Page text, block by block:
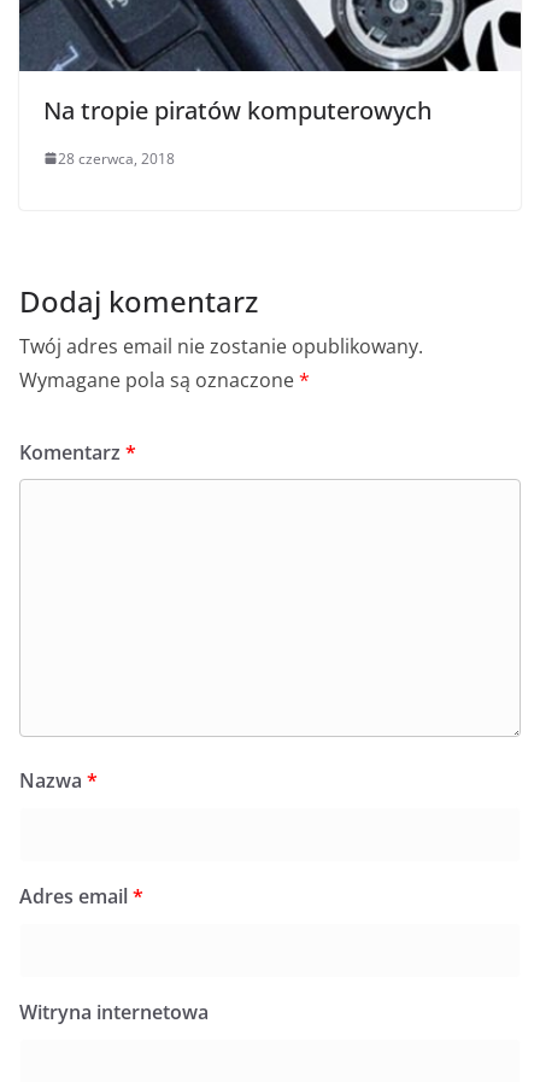
Na tropie piratów komputerowych
28 czerwca, 2018
Dodaj komentarz
Twój adres email nie zostanie opublikowany.
Wymagane pola są oznaczone*
Komentarz *
Nazwa *
Adres email*
Witryna internetowa